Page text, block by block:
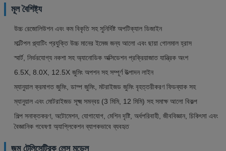
মূল বৈশিষ্ট্য
উচ্চ রেজোলিউশন এবং কম বিকৃতি সহ সুনির্দিষ্ট অপটিক্যাল ডিজাইন
মাল্টিপল প্ল্যাটিং প্রযুক্তি উচ্চ মানের ইমেজ জন্য আলো এবং ছায়া গোলমাল হ্রাস
স্মার্ট, নির্ভরযোগ্য নকশা সহ অ্যানোডিক অক্সিডেশন প্রক্রিয়াজাত যান্ত্রিক অংশ
6.5X, 8.0X, 12.5X জুমিং অপশন সহ সম্পূর্ণ উত্পাদন লাইন
ম্যানুয়াল ক্রমাগত জুমিং, ডাম্প জুমিং, মটরাইজড জুমিং বৃহত্তরীকরণ ফিডব্যাক সহ
ম্যানুয়াল এবং মোটরাইজড সূক্ষ্ম সমন্বয় (3 মিমি, 12 মিমি) সহ সমাক্ষ আলো বিকল্প
শিল্প সনাক্তকরণ, অটোমেশন, যোগাযোগ, মেশিন দৃষ্টি, অর্ধপরিবাহী, জীববিজ্ঞান, চিকিৎসা এবং
বৈজ্ঞানিক গবেষণা অ্যাপ্লিকেশন ব্যাপকভাবে ব্যবহৃত
জুম টেলিসেন্ট্রিক লেন্স মডেল